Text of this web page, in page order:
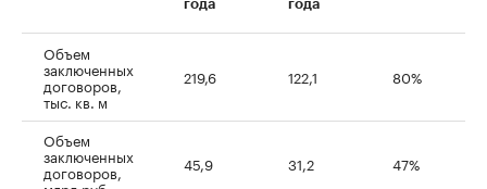
года
года
Объем
заключенных
договоров,
тыс. кв. м
219,6 122,1 80%
Объем
заключенных
договоров, 45,9 31,2 47%